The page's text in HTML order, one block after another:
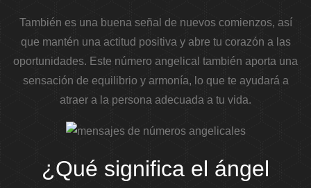
También es una buena señal de nuevos comienzos, así
que mantén una actitud positiva y abre tu corazón a las
oportunidades. Este número angelical también aporta una
sensación de equilibrio y armonía, lo que te ayudará a
atraer a la persona adecuada a tu vida.
¿Qué significa el ángel